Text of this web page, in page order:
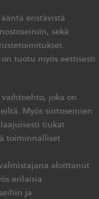
eristävistä
sekä
tuotu myös eettisesti
joka on
Myös siirtoseinien
tiukat
toiminnalliset
aloittanut
erilaisia
ja